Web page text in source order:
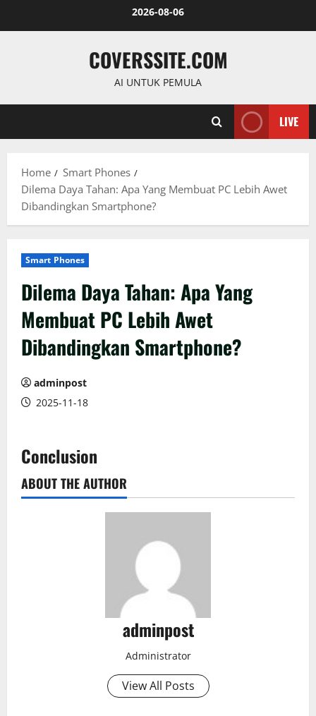
2026-08-06
COVERSSITE.COM
AI UNTUK PEMULA
LIVE
Home
Smart Phones
Dilema Daya Tahan: Apa Yang Membuat PC Lebih Awet
Dibandingkan Smartphone?
Smart Phones
Dilema Daya Tahan: Apa Yang
Membuat PC Lebih Awet
Dibandingkan Smartphone?
adminpost
2025-11-18
Conclusion
ABOUT THE AUTHOR
adminpost
Administrator
View All Posts